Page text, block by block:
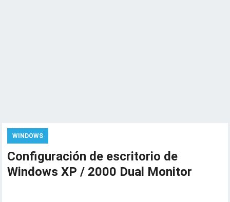
WINDOWS
Configuración de escritorio de
Windows XP / 2000 Dual Monitor